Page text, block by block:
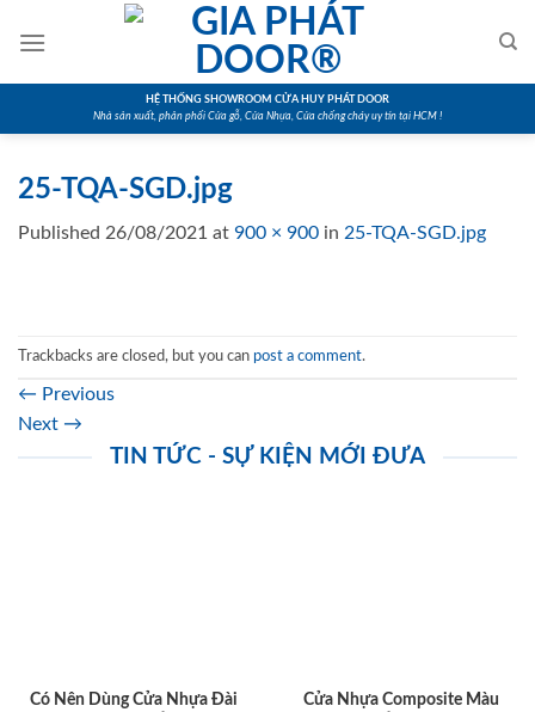
HỆ THỐNG SHOWROOM CỬA HUY PHÁT DOOR
Nhà sản xuất, phân phối Cửa gỗ, Cửa Nhựa, Cửa chống cháy uy tín tại HCM !
25-TQA-SGD.jpg
Published 26/08/2021 at 900 × 900 in 25-TQA-SGD.jpg
Trackbacks are closed, but you can post a comment.
← Previous
Next →
TIN TỨC - SỰ KIỆN MỚI ĐƯA
Có Nên Dùng Cửa Nhựa Đài
Cửa Nhựa Composite Màu